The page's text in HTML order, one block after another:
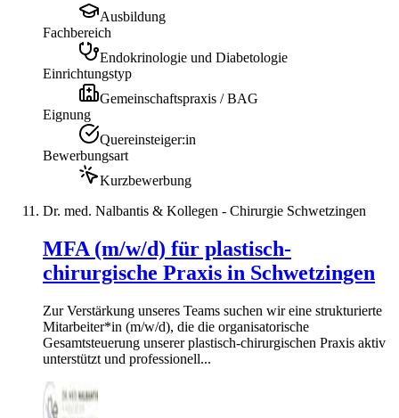
Ausbildung
Fachbereich
Endokrinologie und Diabetologie
Einrichtungstyp
Gemeinschaftspraxis / BAG
Eignung
Quereinsteiger:in
Bewerbungsart
Kurzbewerbung
Dr. med. Nalbantis & Kollegen - Chirurgie Schwetzingen
MFA (m/w/d) für plastisch-
chirurgische Praxis in Schwetzingen
Zur Verstärkung unseres Teams suchen wir eine strukturierte
Mitarbeiter*in (m/w/d), die die organisatorische
Gesamtsteuerung unserer plastisch-chirurgischen Praxis aktiv
unterstützt und professionell...